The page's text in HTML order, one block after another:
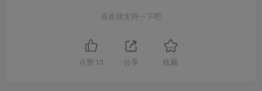
喜欢就支持一下吧
点赞 13 分享 收藏